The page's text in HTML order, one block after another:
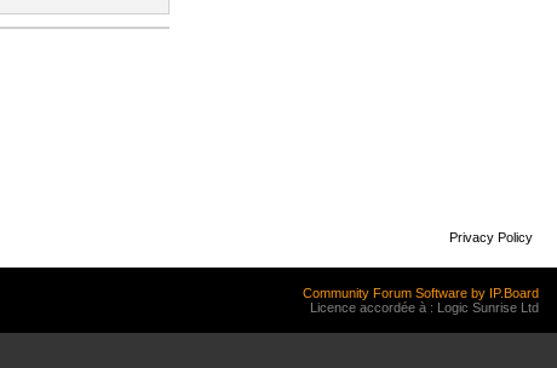
Privacy Policy
Community Forum Software by IP.Board
Licence accordée à : Logic Sunrise Ltd